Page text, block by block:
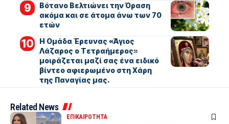
Βότανο Βελτιώνει την Όραση
ακόμα και σε άτομα άνω των 70
ετών
Η Ομάδα Έρευνας «Άγιος
Λάζαρος ο Τετραήμερος»
μοιράζεται μαζί σας ένα ειδικό
βίντεο αφιερωμένο στη Χάρη
της Παναγίας μας.
Related News
ΕΠΙΚΑΙΡΟΤΗΤΑ